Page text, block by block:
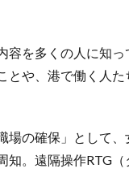
容を多くの人に知
や、港で働く人
場の確保」として
。遠隔操作RTG（